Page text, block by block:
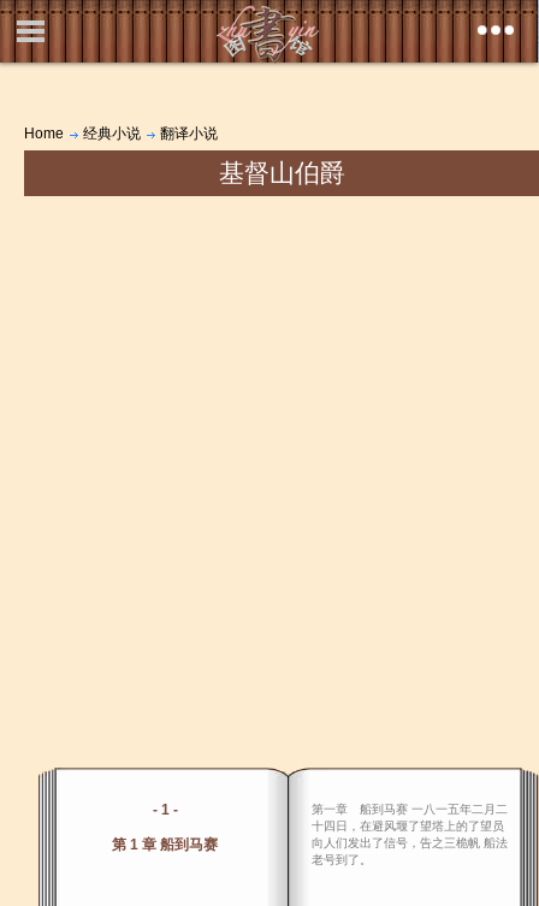
Home 经典小说 翻译小说
基督山伯爵
- 1 -
第 1 章 船到马赛
第一章 船到马赛 一八一五年二月二
十四日，在避风堰了望塔上的了望员
向人们发出了信号，告之三桅帆 船法
老号到了。